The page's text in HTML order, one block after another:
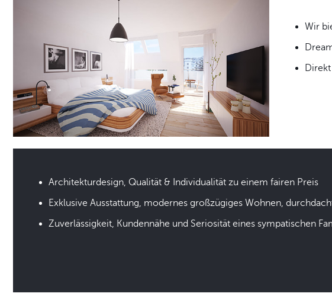
Wir
Architekturdesign, Qualität & Individualität zu einem fairen Preis
Exklusive Ausstattung, modernes großzügiges Wohnen,
Zuverlässigkeit, Kundennähe und Seriosität eines sympatischen